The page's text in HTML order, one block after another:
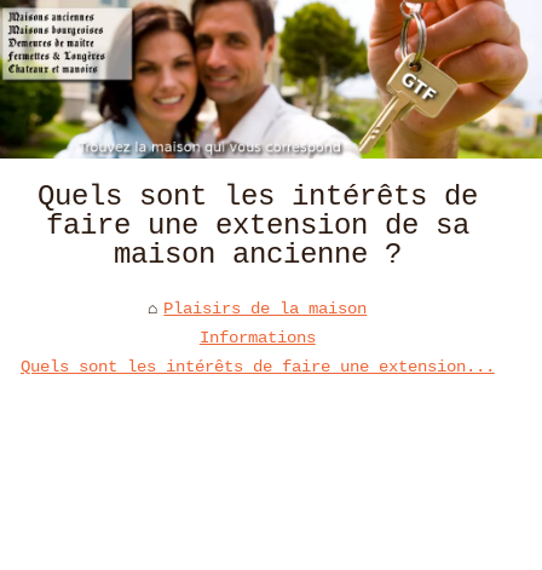
Quels sont les intérêts de
faire une extension de sa
maison ancienne ?
Plaisirs de la maison
Informations
Quels sont les intérêts de faire une extension...